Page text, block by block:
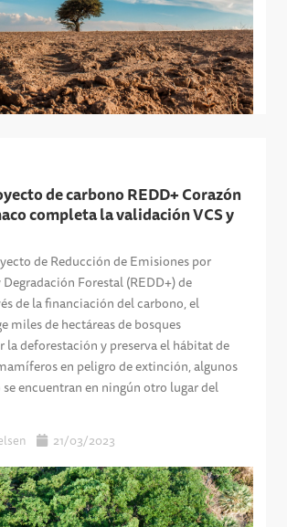
de carbono REDD+ Corazón
completa la validación VCS y
de Reducción de Emisiones por
Forestal (REDD+) de
de la financiación del carbono, el
miles de hectáreas de bosques
la deforestación y preserva el hábitat de
en peligro de extinción, algunos
se encuentran en ningún otro lugar del
21/03/2023